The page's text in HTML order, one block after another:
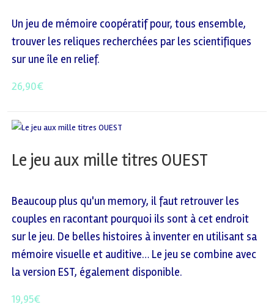
Un jeu de mémoire coopératif pour, tous ensemble,
trouver les reliques recherchées par les scientifiques
sur une île en relief.
26,90€
Le jeu aux mille titres OUEST
Beaucoup plus qu'un memory, il faut retrouver les
couples en racontant pourquoi ils sont à cet endroit
sur le jeu. De belles histoires à inventer en utilisant sa
mémoire visuelle et auditive… Le jeu se combine avec
la version EST, également disponible.
19,95€